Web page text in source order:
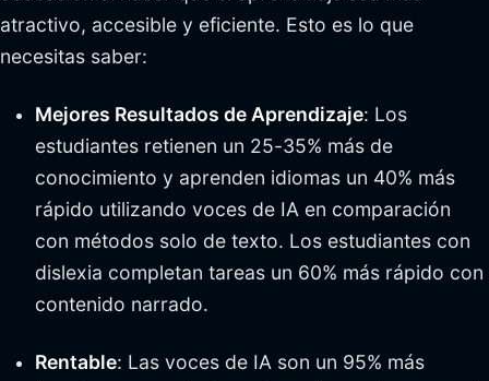
atractivo, accesible y eficiente. Esto es lo que
necesitas saber:
Mejores Resultados de Aprendizaje: Los
estudiantes retienen un 25-35% más de
conocimiento y aprenden idiomas un 40% más
rápido utilizando voces de IA en comparación
con métodos solo de texto. Los estudiantes con
dislexia completan tareas un 60% más rápido con
contenido narrado.
Rentable: Las voces de IA son un 95% más